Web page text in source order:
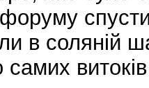
в соляній